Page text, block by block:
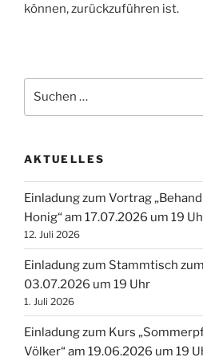
können, zurückzuführen ist.
nach:
AKTUELLES
Einladung zum Vortrag
Honig“ am 17.07.2026 um 19
12. Juli 2026
Einladung zum Stammtisch
03.07.2026 um 19 Uhr
1. Juli 2026
Einladung zum Kurs
Völker“ am 19.06.2026 um 19